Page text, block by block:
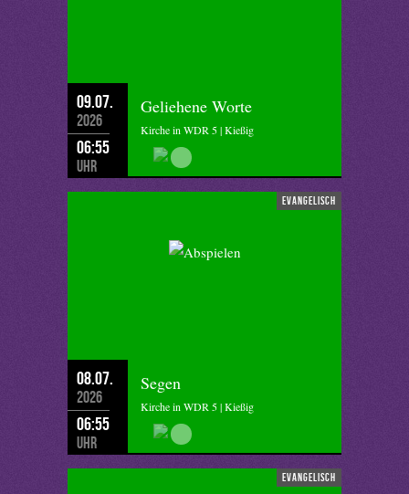
09.07.
2026
06:55
Uhr
Geliehene Worte
Kirche in WDR 5 | Kießig
evangelisch
08.07.
2026
06:55
Uhr
Segen
Kirche in WDR 5 | Kießig
evangelisch